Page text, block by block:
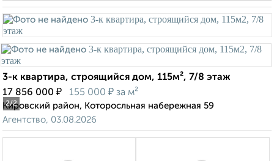
2/2
3-к квартира, строящийся дом, 115м², 7/8 этаж
17 856 000 ₽ 155 000 ₽ за м²
Кировский район, Которосльная набережная 59
Агентство, 03.08.2026